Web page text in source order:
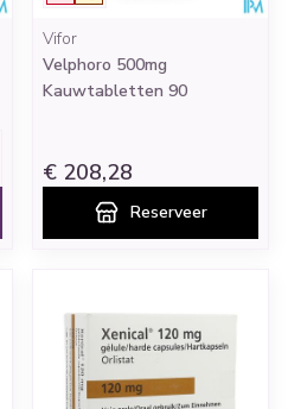
Vifor
Velphoro 500mg
Kauwtabletten 90
€ 208,28
Reserveer